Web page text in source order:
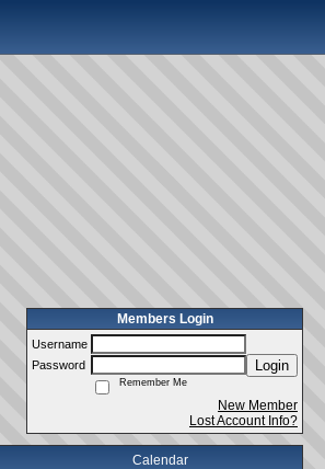
Members Login
Username
Password
Login
Remember Me
New Member
Lost Account Info?
Calendar